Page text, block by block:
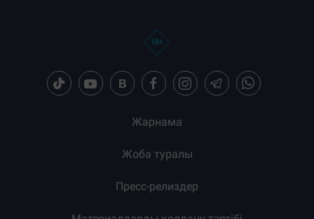
Жарнама
Жоба туралы
Пресс-релиздер